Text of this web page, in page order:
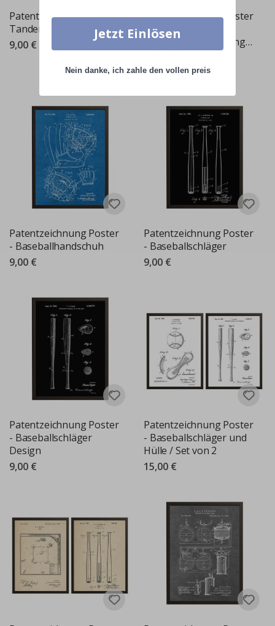
Patentskizzenposter -
Tandemfahrrad
9,00 €
Patentzeichnung Poster
-
Badezimmererfindungen
/ Set aus 3
19,00 €
Patentzeichnung Poster
- Baseballhandschuh
9,00 €
Patentzeichnung Poster
- Baseballschläger
9,00 €
Patentzeichnung Poster
- Baseballschläger
Design
9,00 €
Patentzeichnung Poster
- Baseballschläger und
Hülle / Set von 2
15,00 €
Jetzt Einlösen
Nein danke, ich zahle den vollen preis